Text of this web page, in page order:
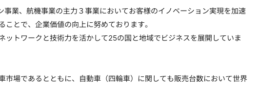
業、航機事業の主力３事業においてお客様のイノベーション実現を加速
とで、企業価値の向上に努めております。
トワークと技術力を活かして25の国と地域でビジネスを展開していま
場であるとともに、自動車（四輪車）に関しても販売台数において世界